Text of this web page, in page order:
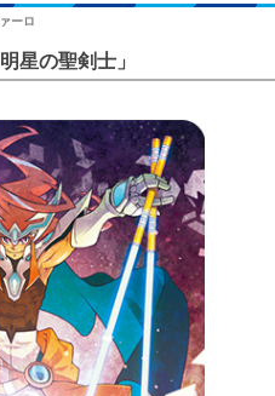
ーロ
星の聖剣士」